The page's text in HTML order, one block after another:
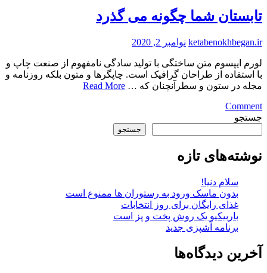
تابستان شما چگونه می گذرد
ketabenokhbegan.ir نوامبر 2, 2020
لورم ايپسوم متن ساختگی با توليد سادگی نامفهوم از صنعت چاپ و
با استفاده از طراحان گرافيک است. چاپگرها و متون بلکه روزنامه و
مجله در ستون و سطرآنچنان که … Read More
Comment
on
می
گذرد
جستجو
جستجو
نوشته‌های تازه
سلام دنیا!
بدون ماسک ورود به رستوران ها ممنوع است
غذای رایگان برای روز انتخابات
باربیکیو یک روش پخت و پز است
برنامه آشپزی جدید
آخرین دیدگاه‌ها